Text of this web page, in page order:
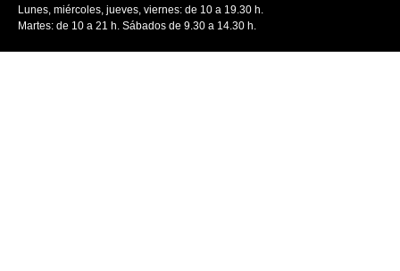
Lunes, miércoles, jueves, viernes: de 10 a 19.30 h.
Martes: de 10 a 21 h. Sábados de 9.30 a 14.30 h.